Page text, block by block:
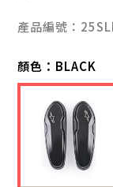
產品編號：
顏色： BLACK